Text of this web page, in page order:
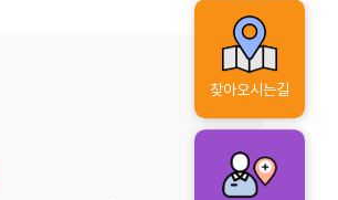
찾아오시는길